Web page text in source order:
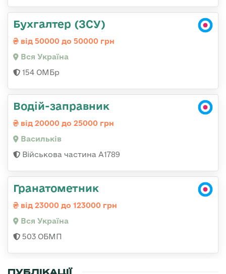
Бухгалтер (ЗСУ)
від 50000 до 50000 грн
Вся Україна
154 ОМБр
Водій-заправник
від 20000 до 25000 грн
Васильків
Військова частина А1789
Гранатометник
від 23000 до 123000 грн
Вся Україна
503 ОБМП